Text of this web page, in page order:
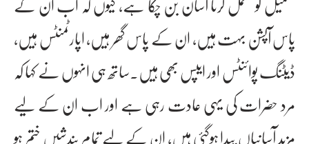
پاس آپشن بہت ہیں، ان کے پاس گھر ہیں، اپارٹمنٹس ہیں،
ڈیٹنگ پوائنٹس اور ایپس بھی ہیں۔ساتھ ہی انہوں نے کہا کہ
مرد حضرات کی یہی عادت رہی ہے اور اب ان کے لیے